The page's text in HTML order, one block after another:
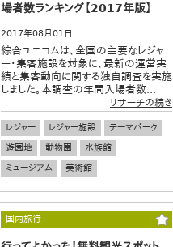
場者数ランキング【2017年版】
2017年08月01日
綜合ユニコムは、全国の主要なレジャ
ー・集客施設を対象に、最新の運営実
績と集客動向に関する独自調査を実施
しました。本調査の年間入場者数...
リサーチの続き
レジャー レジャー施設
テーマパーク
遊園地
動物園
水族館
ミュージアム
美術館
国内旅行